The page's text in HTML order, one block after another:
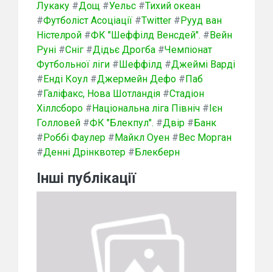
Лукаку #Дощ #Уельс #Тихий океан
#Футболіст Асоціації #Twitter #Рууд ван
Ністелрой #ФК "Шеффілд Венсдей". #Вейн
Руні #Сніг #Дідьє Дрогба #Чемпіонат
Футбольної ліги #Шеффілд #Джеймі Варді
#Енді Коул #Джермейн Дефо #Паб
#Галіфакс, Нова Шотландія #Стадіон
Хіллсборо #Національна ліга Північ #Ієн
Голловей #ФК "Блекпул". #Двір #Банк
#Роббі Фаулер #Майкл Оуен #Вес Морган
#Денні Дрінквотер #Блекберн
Інші публікації